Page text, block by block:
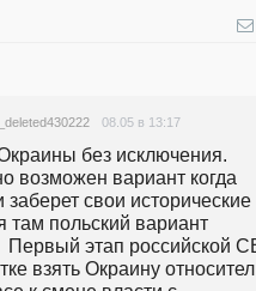
08.05 в 13:17
без исключения.
возможен вариант когда
свои исторические
там польский вариант
Первый этап российской
взять Окраину